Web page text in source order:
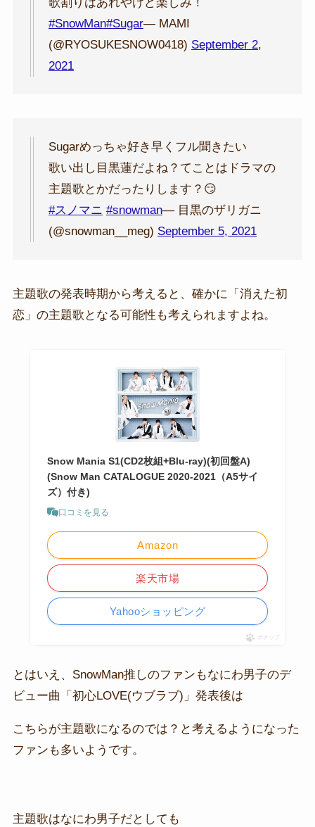
#SnowMan#Sugar— MAMI
(@RYOSUKESNOW0418) September 2,
2021
Sugarめっちゃ好き早くフル聞きたい
歌い出し目黒蓮だよね？てことはドラマの
主題歌とかだったりします？😏
#スノマニ #snowman— 目黒のザリガニ
(@snowman__meg) September 5, 2021
主題歌の発表時期から考えると、確かに「消えた初
恋」の主題歌となる可能性も考えられますよね。
Snow Mania S1(CD2枚組+Blu-ray)(初回盤A)
(Snow Man CATALOGUE 2020-2021（A5サイ
ズ）付き)
口コミを見る
Amazon
楽天市場
Yahooショッピング
ポチップ
とはいえ、SnowMan推しのファンもなにわ男子のデ
ビュー曲「初心LOVE(ウブラブ)」発表後は
こちらが主題歌になるのでは？と考えるようになった
ファンも多いようです。
主題歌はなにわ男子だとしても